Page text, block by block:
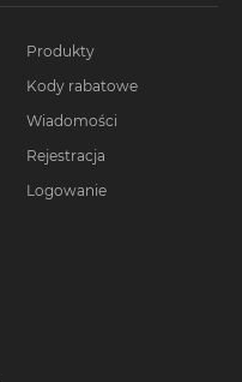
Produkty
Kody rabatowe
Wiadomości
Rejestracja
Logowanie